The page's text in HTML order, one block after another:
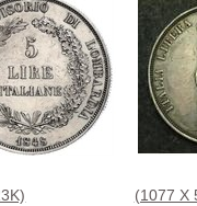
(1077 X